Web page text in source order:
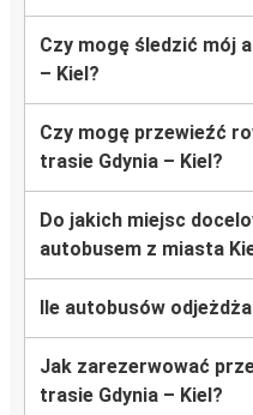
Czy mogę śledzić mój
– Kiel?
Czy mogę przewieźć
trasie Gdynia – Kiel?
Do jakich miejsc
autobusem z miasta
Ile autobusów
Jak zarezerwować
trasie Gdynia – Kiel?